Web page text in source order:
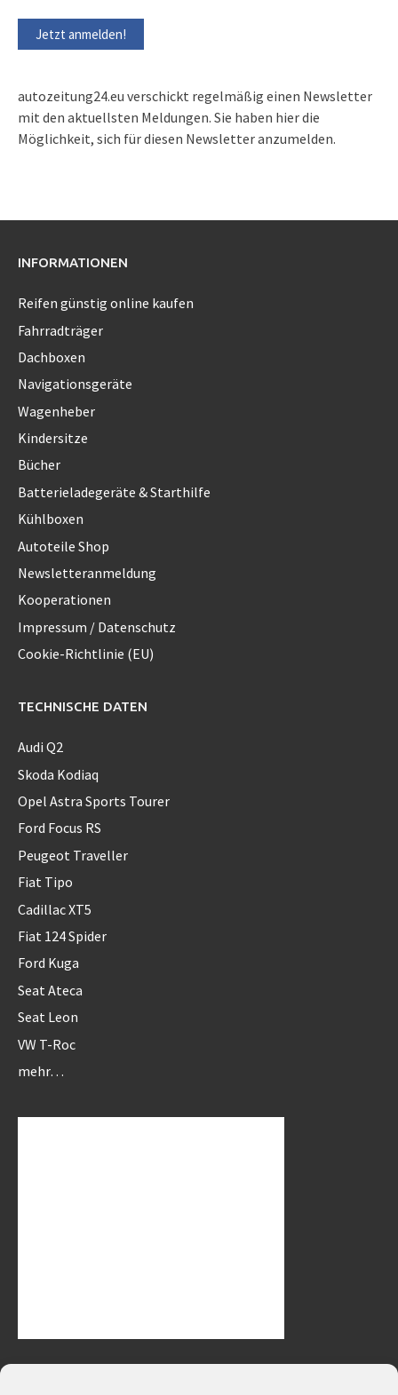
autozeitung24.eu verschickt regelmäßig einen Newsletter
mit den aktuellsten Meldungen. Sie haben hier die
Möglichkeit, sich für diesen Newsletter anzumelden.
INFORMATIONEN
Reifen günstig online kaufen
Fahrradträger
Dachboxen
Navigationsgeräte
Wagenheber
Kindersitze
Bücher
Batterieladegeräte & Starthilfe
Kühlboxen
Autoteile Shop
Newsletteranmeldung
Kooperationen
Impressum / Datenschutz
Cookie-Richtlinie (EU)
TECHNISCHE DATEN
Audi Q2
Skoda Kodiaq
Opel Astra Sports Tourer
Ford Focus RS
Peugeot Traveller
Fiat Tipo
Cadillac XT5
Fiat 124 Spider
Ford Kuga
Seat Ateca
Seat Leon
VW T-Roc
mehr…